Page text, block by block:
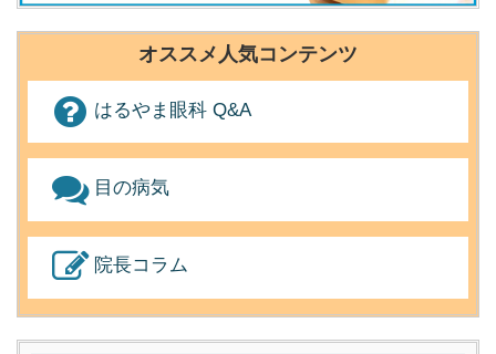
オススメ人気コンテンツ
はるやま眼科 Q&A
目の病気
院長コラム